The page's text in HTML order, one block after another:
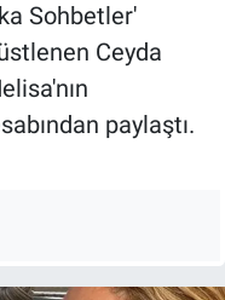
Sohbetler'
Ceyda
paylaştı.